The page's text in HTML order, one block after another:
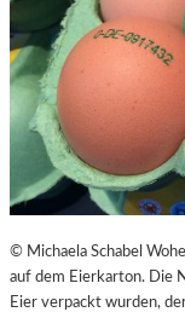
© Michaela Schabel
auf dem Eierkarton. Die
Eier verpackt wurden,